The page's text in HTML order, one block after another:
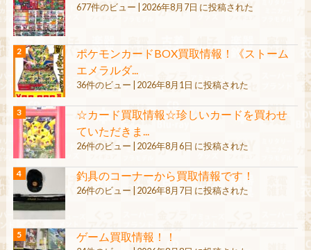
677件のビュー 2026年8月7日 に投稿された
ポケモンカードBOX買取情報！《ストーム
エメラルダ...
36件のビュー 2026年8月1日 に投稿された
☆カード買取情報☆珍しいカードを買わせ
ていただきま...
26件のビュー 2026年8月6日 に投稿された
釣具のコーナーから買取情報です！
26件のビュー 2026年8月7日 に投稿された
ゲーム買取情報！！